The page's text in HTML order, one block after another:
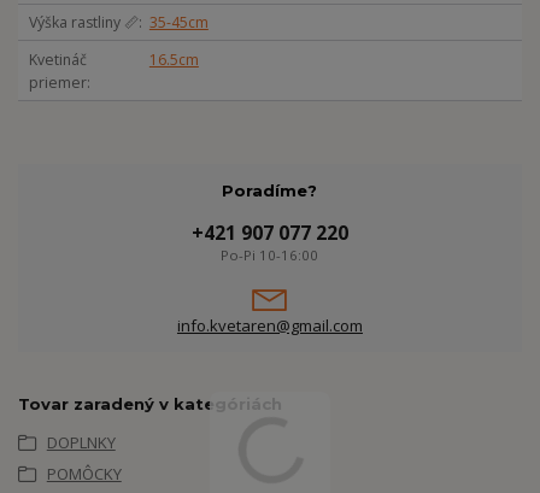
Výška rastliny 📏 35-45cm
Kvetináč
priemer
16.5cm
Poradíme?
+421 907 077 220
Po-Pi 10-16:00
info.kvetaren@gmail.com
Tovar zaradený v kategóriách
DOPLNKY
POMÔCKY